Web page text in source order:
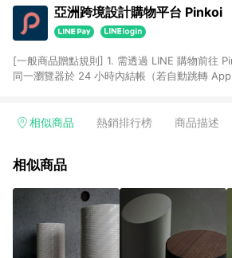
亞洲跨境設計購物平台 Pinkoi
[一般商品贈點規則] 1. 需透過 LINE 購物前往
同一瀏覽器於 24 小時內結帳（若自動跳轉
回饋訂單不得享有 Pinkoi 站方優惠，例如首購
行為，不具贈點資格，部分退款不在此限。 6.
貨後 45 天後發送。 8. 群眾募資商品，禮物卡
運費，攤位費等不具贈點資格。 9. LINE 購物站
顏色、價位、贈品如與 Pinkoi 商品資訊頁及購
Pinkoi 購物商品資訊頁及購物車標示為準。 10.
相似商品 熱銷排行榜 商品描述
相似商品